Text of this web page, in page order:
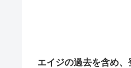
エイジの過去を含め